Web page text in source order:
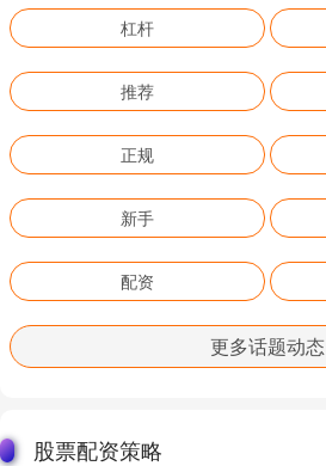
杠杆
推荐
正规
新手
配资
更多话题动态
股票配资策略